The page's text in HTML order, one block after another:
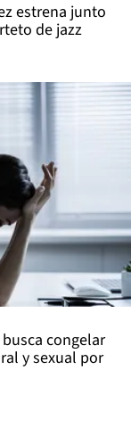
estrena junto
de jazz
congelar
y sexual por